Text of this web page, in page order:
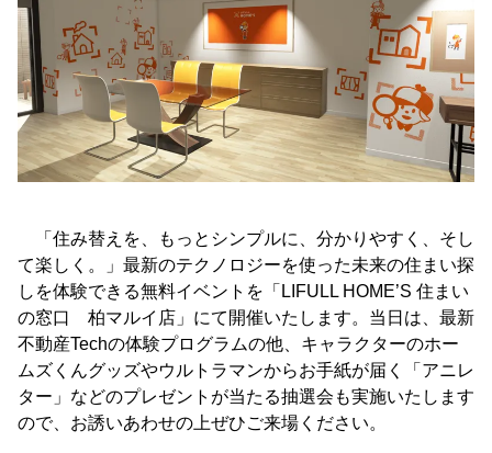
「住み替えを、もっとシンプルに、分かりやすく、そし
て楽しく。」最新のテクノロジーを使った未来の住まい探
しを体験できる無料イベントを「LIFULL HOME’S 住まい
の窓口 柏マルイ店」にて開催いたします。当日は、最新
不動産Techの体験プログラムの他、キャラクターのホー
ムズくんグッズやウルトラマンからお手紙が届く「アニレ
ター」などのプレゼントが当たる抽選会も実施いたします
ので、お誘いあわせの上ぜひご来場ください。